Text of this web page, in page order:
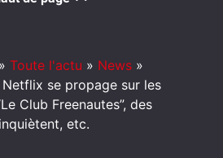
» Toute l'actu » News »
Netflix se propage sur les
Club Freenautes”, des
etc.